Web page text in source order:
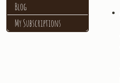
Blog
My Subscriptions